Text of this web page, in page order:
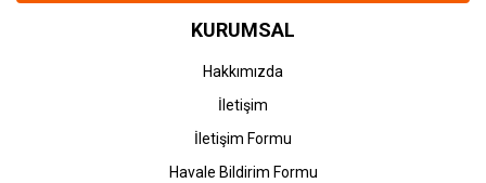
KURUMSAL
Hakkımızda
İletişim
İletişim Formu
Havale Bildirim Formu